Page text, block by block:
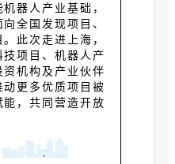
器人产业基础，
全国发现项目、
此次走进上海，
项目、机器人产
机构及产业伙伴
更多优质项目被
，共同营造开放